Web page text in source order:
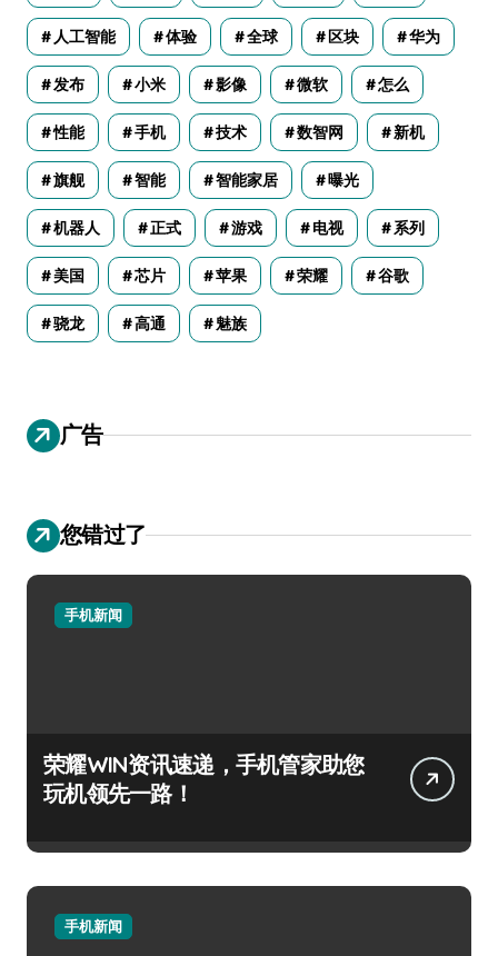
人工智能 体验 全球 区块 华为
发布 小米 影像 微软 怎么
性能 手机 技术 数智网 新机
旗舰 智能 智能家居 曝光
机器人 正式 游戏 电视 系列
美国 芯片 苹果 荣耀 谷歌
骁龙 高通 魅族
广告
您错过了
手机新闻
荣耀WIN资讯速递，手机管家助您
玩机领先一路！
手机新闻